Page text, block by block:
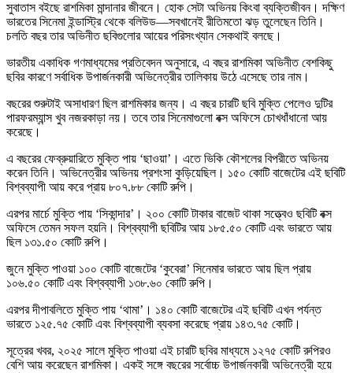
সুবাতাস বইছে রাশমিকা মান্দানার জীবনে। হোক সেটা অভিনয় কিংবা ব্যক্তিজীবন। দক্ষিণ
ভারতের সিনেমা ইন্ডাস্ট্রি থেকে বলিউড—সবখানেই রীতিমতো ঝড় তুলেছেন তিনি।
চলতি বছর তার অভিনীত ছবিগুলোর আয়ের পরিসংখ্যান সেকথাই বলছে।
ভারতীয় একাধিক গণমাধ্যমের প্রতিবেদন অনুসারে, এ বছর রাশমিকা অভিনীত বেশকিছু
ছবির কারণে সর্বাধিক উপার্জনকারী অভিনেত্রীর তালিকায় উঠে এসেছে তার নাম।
বছরের শুরুটাই অসাধারণ ছিল রাশমিকার জন্য। এ বছর চারটি ছবি মুক্তি পেলেও দুটির
পারফরম্যান্স খুব নজরকাড়া নয়। তবে তার সিনেমাগুলো বক্স অফিসে চোখধাঁধানো আয়
করেছে।
এ বছরের ফেব্রুয়ারিতে মুক্তি পায় ‘ছাওয়া’। এতে ভিকি কৌশলের বিপরীতে অভিনয়
করেন তিনি। অভিনেত্রীর অভিনয় প্রশংসা কুড়িয়েছিল। ১৫০ কোটি বাজেটের এই ছবিটি
বিশ্বব্যাপী আয় করে প্রায় ৮০৭.৮৮ কোটি রুপি।
এরপর মার্চে মুক্তি পায় ‘সিকান্দার’। ২০০ কোটি টাকার বাজেট থাকা সত্ত্বেও ছবিটি বক্স
অফিসে তেমন সফল হয়নি। বিশ্বব্যাপী ছবিটির আয় ১৮৫.৫০ কোটি এবং ভারতে আয়
ছিল ১৩১.৫০ কোটি রুপি।
জুনে মুক্তি পাওয়া ১০০ কোটি বাজেটের ‘কুবেরা’ সিনেমার ভারতে আয় ছিল প্রায়
১০৬.৫০ কোটি এবং বিশ্বব্যাপী ১৩৮.৬০ কোটি রুপি।
এরপর দীপাবলিতে মুক্তি পায় ‘থামা’। ১৪০ কোটি বাজেটের এই ছবিটি এখন পর্যন্ত
ভারতে ১২৫.৭৫ কোটি এবং বিশ্বব্যাপী ব্যবসা করেছে প্রায় ১৪৩.৭৫ কোটি।
সূত্রের খবর, ২০২৫ সালে মুক্তি পাওয়া এই চারটি ছবির মাধ্যমে ১২৭৫ কোটি রুপিরও
বেশি আয় করেছেন রাশমিকা। একই সঙ্গে বছরের সর্বোচ্চ উপার্জনকারী অভিনেত্রী হয়ে